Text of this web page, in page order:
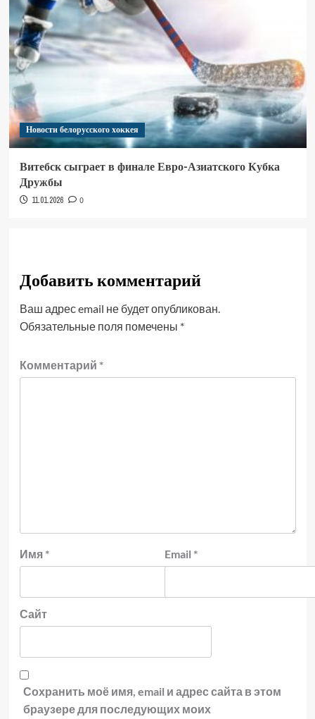
Новости белорусского хоккея
Витебск сыграет в финале Евро-Азиатского Кубка
Дружбы
11.01.2026 0
Добавить комментарий
Ваш адрес email не будет опубликован.
Обязательные поля помечены *
Комментарий *
Имя * Email *
Сайт
Сохранить моё имя, email и адрес сайта в этом
браузере для последующих моих